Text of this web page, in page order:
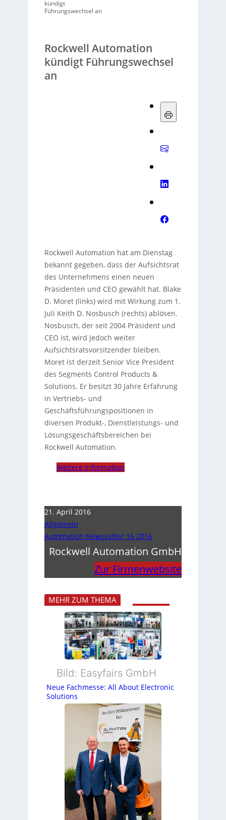
kündigt
Führungswechsel an
Rockwell Automation
kündigt Führungswechsel
an
Rockwell Automation hat am Dienstag
bekannt gegeben, dass der Aufsichtsrat
des Unternehmens einen neuen
Präsidenten und CEO gewählt hat. Blake
D. Moret (links) wird mit Wirkung zum 1.
Juli Keith D. Nosbusch (rechts) ablösen.
Nosbusch, der seit 2004 Präsident und
CEO ist, wird jedoch weiter
Aufsichtsratsvorsitzender bleiben.
Moret ist derzeit Senior Vice President
des Segments Control Products &
Solutions. Er besitzt 30 Jahre Erfahrung
in Vertriebs- und
Geschäftsführungspositionen in
diversen Produkt-, Dienstleistungs- und
Lösungsgeschäftsbereichen bei
Rockwell Automation.
Weitere Information
21. April 2016
Allgemein
Automation NewsLetter 16 2016
Rockwell Automation GmbH
Zur Firmenwebsite
MEHR ZUM THEMA
Bild: Easyfairs GmbH
Neue Fachmesse: All About Electronic
Solutions